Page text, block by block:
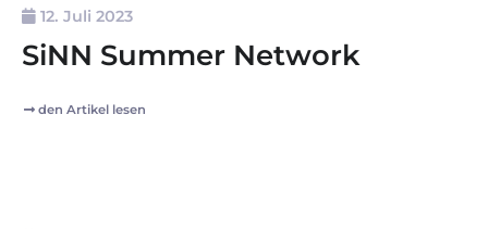
12. Juli 2023
SiNN Summer Network
den Artikel lesen